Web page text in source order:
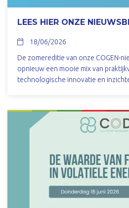
LEES HIER ONZE
18/06/2026
De zomereditie van onze COGEN-
opnieuw een mooie mix van
technologische innovatie en